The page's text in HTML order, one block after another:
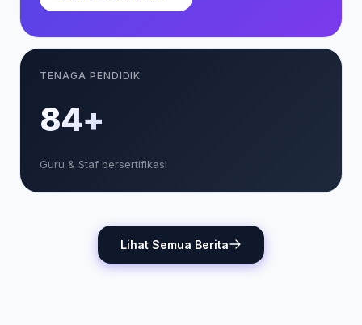
TENAGA PENDIDIK
85+
Guru & Staf bersertifikasi
Lihat Semua Berita